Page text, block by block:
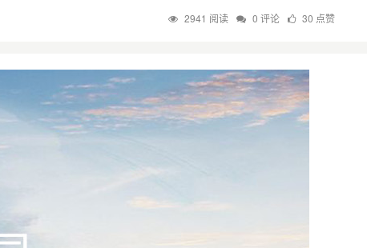
2941 阅读 0 评论 30 点赞